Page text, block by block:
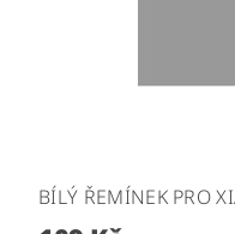
BÍLÝ ŘEMÍNEK PRO